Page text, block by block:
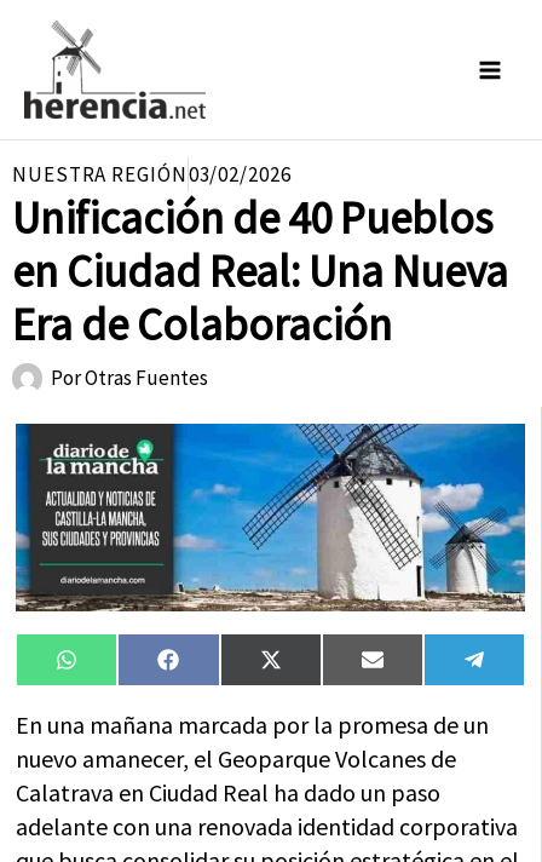
contenido
NUESTRA REGIÓN03/02/2026
Unificación de 40 Pueblos
en Ciudad Real: Una Nueva
Era de Colaboración
PorOtras Fuentes
Compartir
en
WhatsAppCompartir
en
FacebookCompartir
en
X
(Twitter)
Compartir
en
Email
en
En una mañana marcada por la promesa de un
nuevo amanecer, el Geoparque Volcanes de
Calatrava en Ciudad Real ha dado un paso
adelante con una renovada identidad corporativa